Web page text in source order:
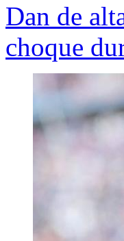
Dan de
choque